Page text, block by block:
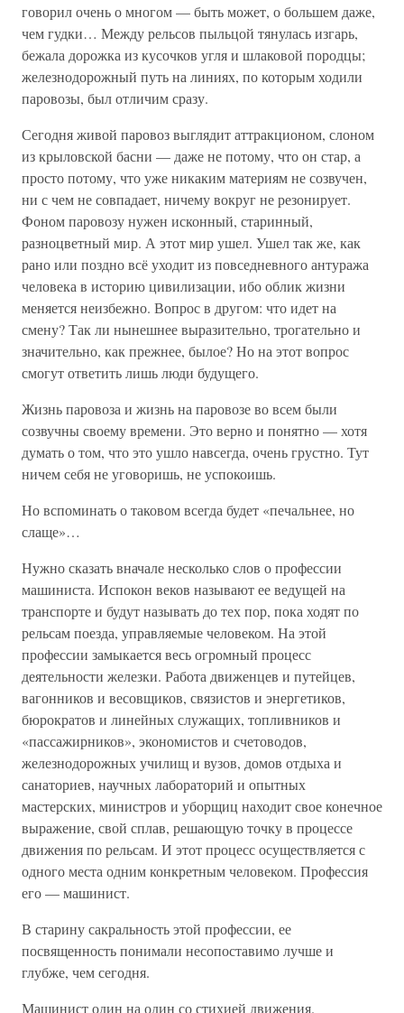
говорил очень о многом — быть может, о большем даже,
чем гудки… Между рельсов пыльцой тянулась изгарь,
бежала дорожка из кусочков угля и шлаковой породцы;
железнодорожный путь на линиях, по которым ходили
паровозы, был отличим сразу.
Сегодня живой паровоз выглядит аттракционом, слоном
из крыловской басни — даже не потому, что он стар, а
просто потому, что уже никаким материям не созвучен,
ни с чем не совпадает, ничему вокруг не резонирует.
Фоном паровозу нужен исконный, старинный,
разноцветный мир. А этот мир ушел. Ушел так же, как
рано или поздно всё уходит из повседневного антуража
человека в историю цивилизации, ибо облик жизни
меняется неизбежно. Вопрос в другом: что идет на
смену? Так ли нынешнее выразительно, трогательно и
значительно, как прежнее, былое? Но на этот вопрос
смогут ответить лишь люди будущего.
Жизнь паровоза и жизнь на паровозе во всем были
созвучны своему времени. Это верно и понятно — хотя
думать о том, что это ушло навсегда, очень грустно. Тут
ничем себя не уговоришь, не успокоишь.
Но вспоминать о таковом всегда будет «печальнее, но
слаще»…
Нужно сказать вначале несколько слов о профессии
машиниста. Испокон веков называют ее ведущей на
транспорте и будут называть до тех пор, пока ходят по
рельсам поезда, управляемые человеком. На этой
профессии замыкается весь огромный процесс
деятельности железки. Работа движенцев и путейцев,
вагонников и весовщиков, связистов и энергетиков,
бюрократов и линейных служащих, топливников и
«пассажирников», экономистов и счетоводов,
железнодорожных училищ и вузов, домов отдыха и
санаториев, научных лабораторий и опытных
мастерских, министров и уборщиц находит свое конечное
выражение, свой сплав, решающую точку в процессе
движения по рельсам. И этот процесс осуществляется с
одного места одним конкретным человеком. Профессия
его — машинист.
В старину сакральность этой профессии, ее
посвященность понимали несопоставимо лучше и
глубже, чем сегодня.
Машинист один на один со стихией движения.